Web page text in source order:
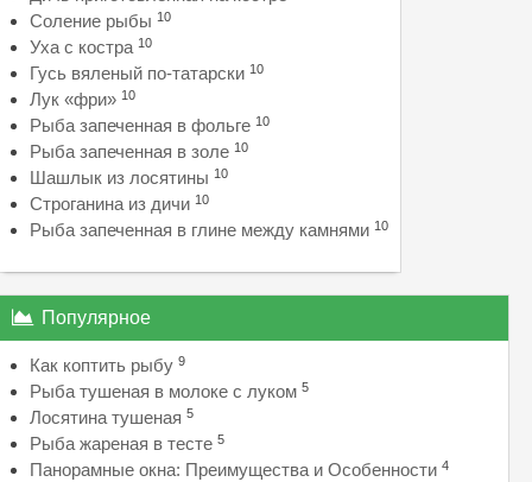
Соление рыбы 10
Уха с костра 10
Гусь вяленый по-татарски 10
Лук «фри» 10
Рыба запеченная в фольге 10
Рыба запеченная в золе 10
Шашлык из лосятины 10
Строганина из дичи 10
Рыба запеченная в глине между камнями 10
Популярное
Как коптить рыбу 9
Рыба тушеная в молоке с луком 5
Лосятина тушеная 5
Рыба жареная в тесте 5
Панорамные окна: Преимущества и Особенности 4